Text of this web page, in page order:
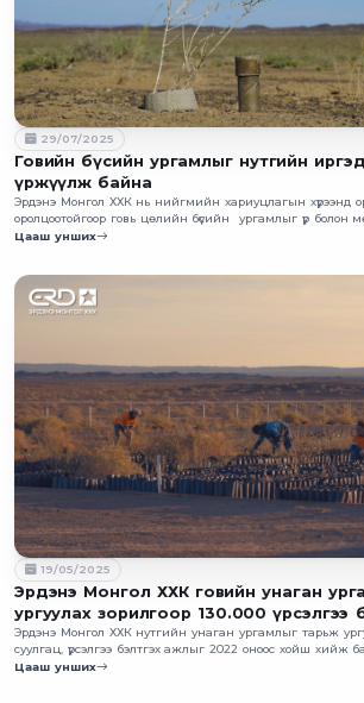
29/07/2025
Говийн бүсийн ургамлыг нутгийн
үржүүлж байна
Эрдэнэ Монгол ХХК нь нийгмийн хариуцлагын хүрээнд
оролцоотойгоор говь цөлийн бүсийн ургамлыг үр болон
ургуулах ажлыг амжилттай хэрэгжүүлж байна.
Цааш унших
19/05/2025
Эрдэнэ Монгол ХХК говийн унаган
ургуулах зорилгоор 130.000 үрсэлгээ
Эрдэнэ Монгол ХХК нутгийн унаган ургамлыг тарьж
суулгац, үрсэлгээ бэлтгэх ажлыг 2022 оноос хойш хийж
Цааш унших